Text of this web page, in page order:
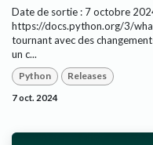
Date de sortie : 7 octobre
https://docs.python.org/3/
tournant avec des
un c...
Python Releases
7 oct. 2024